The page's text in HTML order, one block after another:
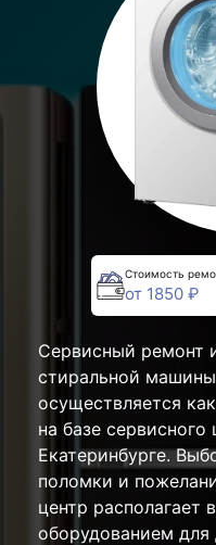
Стоимость
от 1850 ₽
Сервисный ремонт
стиральной
осуществляется
на базе сервисного
Екатеринбурге.
поломки и
центр располагает
оборудованием для